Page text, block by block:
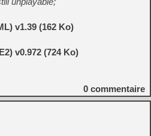
v1.39 (162 Ko)
v0.972 (724 Ko)
0 commentaire